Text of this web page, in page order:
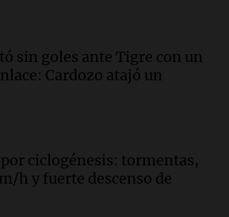
se impone a Estudiantes
en un sólido
del equipo
Estudiantes gracias al gol
Azcácibar
sin goles ante Tigre con un
Cardozo atajó un
ciclogénesis: tormentas,
h y fuerte descenso de